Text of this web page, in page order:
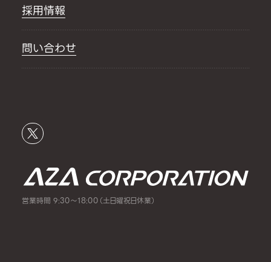
採用情報
問い合わせ
営業時間 9:30～18:00（土日曜祝日休業）